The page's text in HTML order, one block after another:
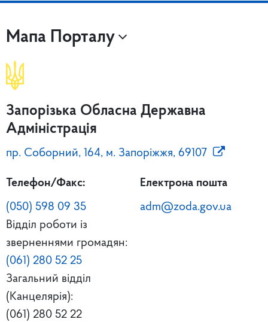
Мапа Порталу
Запорізька Обласна Державна
Адміністрація
пр. Соборний, 164, м. Запоріжжя, 69107
Телефон/Факс:
(050) 598 09 35
Відділ роботи із
зверненнями громадян:
(061) 280 52 25
Загальний відділ
(Канцелярія):
(061) 280 52 22
Електрона пошта
adm@zoda.gov.ua